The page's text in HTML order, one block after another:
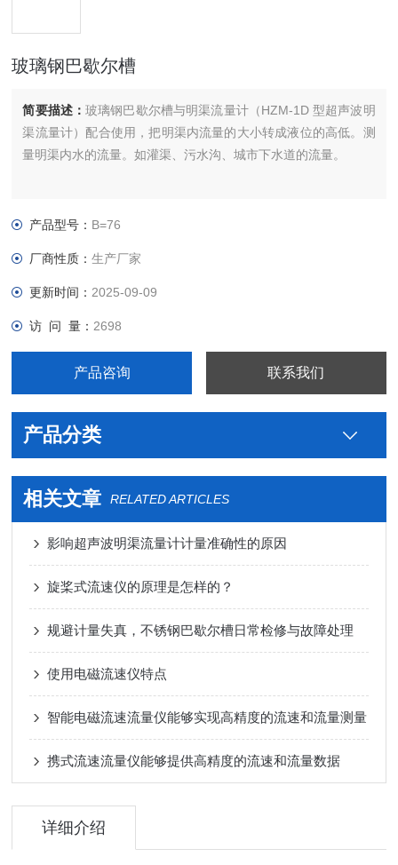
玻璃钢巴歇尔槽
简要描述：玻璃钢巴歇尔槽与明渠流量计（HZM-1D 型超声波明
渠流量计）配合使用，把明渠内流量的大小转成液位的高低。测
量明渠内水的流量。如灌渠、污水沟、城市下水道的流量。
产品型号： B=76
厂商性质：生产厂家
更新时间： 2025-09-09
访 问 量： 2698
产品咨询 联系我们
产品分类
相关文章 RELATED ARTICLES
影响超声波明渠流量计计量准确性的原因
旋桨式流速仪的原理是怎样的？
规避计量失真，不锈钢巴歇尔槽日常检修与故障处理
使用电磁流速仪特点
智能电磁流速流量仪能够实现高精度的流速和流量测量
携式流速流量仪能够提供高精度的流速和流量数据
详细介绍